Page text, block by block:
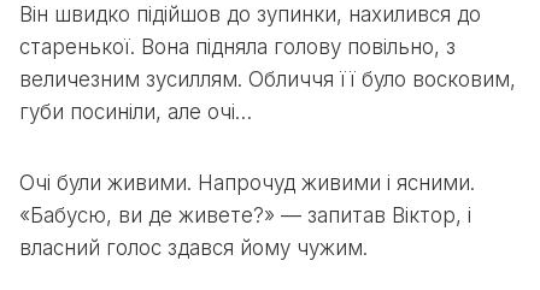
Він швидко підійшов до зупинки, нахилився до
старенької. Вона підняла голову повільно, з
величезним зусиллям. Обличчя її було восковим,
губи посиніли, але очі…
Очі були живими. Напрочуд живими і ясними.
«Бабусю, ви де живете?» — запитав Віктор, і
власний голос здався йому чужим.